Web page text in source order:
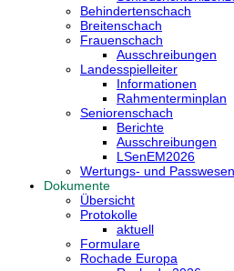
Behindertenschach
Breitenschach
Frauenschach
Ausschreibungen
Landesspielleiter
Informationen
Rahmenterminplan
Seniorenschach
Berichte
Ausschreibungen
LSenEM2026
Wertungs- und Passwesen
Dokumente
Übersicht
Protokolle
aktuell
Formulare
Rochade Europa